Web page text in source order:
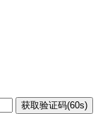
获取验证码(60s)